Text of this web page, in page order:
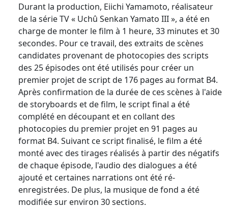
Durant la production, Eiichi Yamamoto, réalisateur
de la série TV « Uchû Senkan Yamato III », a été en
charge de monter le film à 1 heure, 33 minutes et 30
secondes. Pour ce travail, des extraits de scènes
candidates provenant de photocopies des scripts
des 25 épisodes ont été utilisés pour créer un
premier projet de script de 176 pages au format B4.
Après confirmation de la durée de ces scènes à l'aide
de storyboards et de film, le script final a été
complété en découpant et en collant des
photocopies du premier projet en 91 pages au
format B4. Suivant ce script finalisé, le film a été
monté avec des tirages réalisés à partir des négatifs
de chaque épisode, l'audio des dialogues a été
ajouté et certaines narrations ont été ré-
enregistrées. De plus, la musique de fond a été
modifiée sur environ 30 sections.